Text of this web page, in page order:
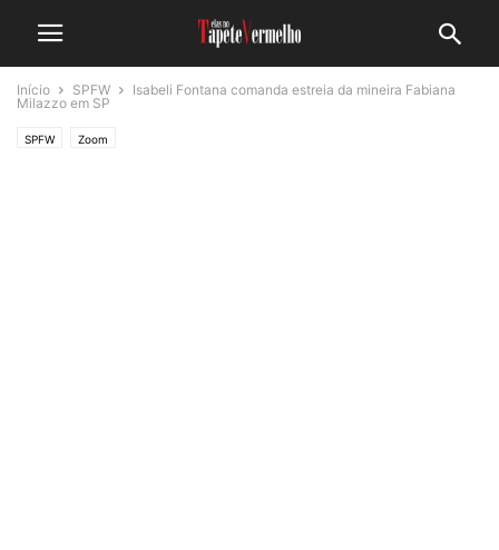
Início SPFW
Isabeli Fontana comanda estreia da mineira Fabiana
Milazzo em SP
SPFW Zoom